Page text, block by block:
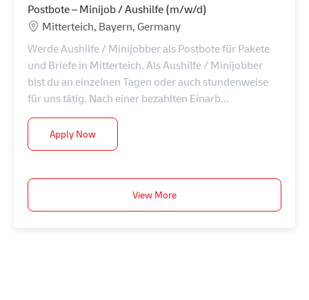
Postbote – Minijob / Aushilfe (m/w/d)
Location
Mitterteich, Bayern, Germany
Werde Aushilfe / Minijobber als Postbote für Pakete
und Briefe in Mitterteich. Als Aushilfe / Minijobber
bist du an einzelnen Tagen oder auch stundenweise
für uns tätig. Nach einer bezahlten Einarb...
Apply NowPostbote – Minijob / Aushilfe (m/w/d)
View More